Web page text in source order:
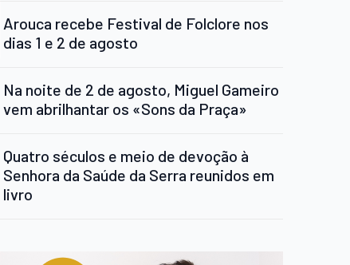
Arouca recebe Festival de Folclore nos
dias 1 e 2 de agosto
Na noite de 2 de agosto, Miguel Gameiro
vem abrilhantar os «Sons da Praça»
Quatro séculos e meio de devoção à
Senhora da Saúde da Serra reunidos em
livro